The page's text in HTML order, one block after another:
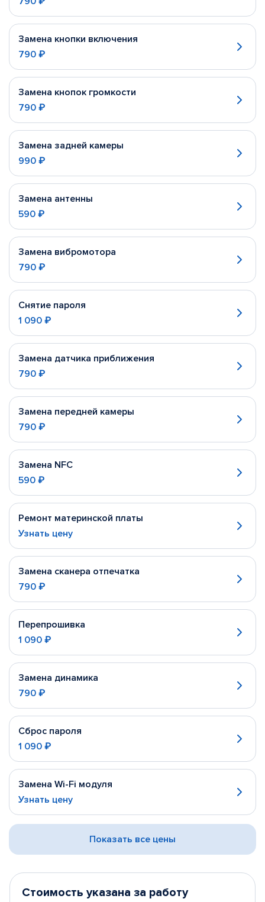
Замена кнопки включения
790 ₽
Замена кнопок громкости
790 ₽
Замена задней камеры
990 ₽
Замена антенны
590 ₽
Замена вибромотора
790 ₽
Снятие пароля
1 090 ₽
Замена датчика приближения
790 ₽
Замена передней камеры
790 ₽
Замена NFC
590 ₽
Ремонт материнской платы
Узнать цену
Замена сканера отпечатка
790 ₽
Перепрошивка
1 090 ₽
Замена динамика
790 ₽
Сброс пароля
1 090 ₽
Замена Wi-Fi модуля
Узнать цену
Показать все цены
Стоимость указана за работу